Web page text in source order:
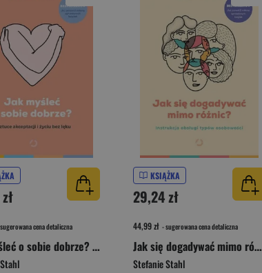
cena detaliczna
Jak myśleć o sobie dobrze? [wyd. 2]
KSIĄŻKA
29,24 zł
44,99 zł - sugerowana cena detaliczna
Jak się dogadywać mimo różnic? Instrukcja obsługi typów osobowości
Stefanie Stahl